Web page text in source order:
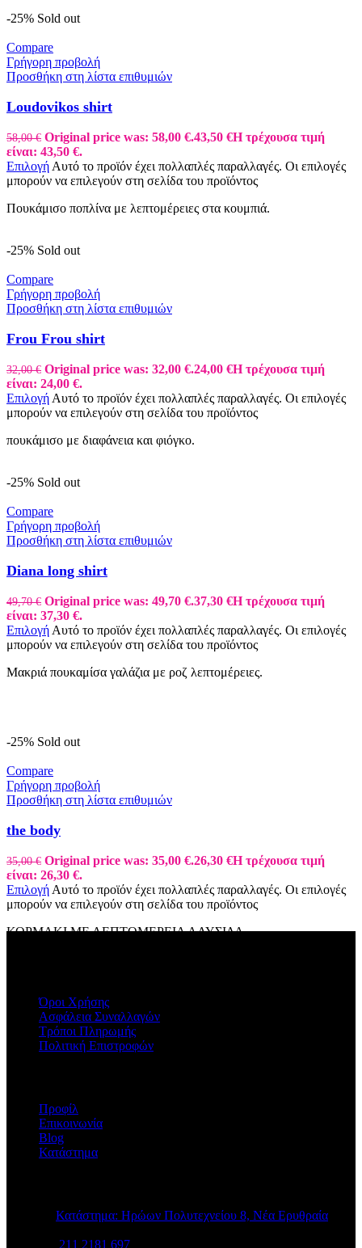
-25% Sold out
Compare
Γρήγορη προβολή
Προσθήκη στη λίστα επιθυμιών
Loudovikos shirt
58,00€ Original price was: 58,00 €.43,50 €Η τρέχουσα τιμή
είναι: 43,50 €.
Επιλογή Αυτό το προϊόν έχει πολλαπλές παραλλαγές. Οι επιλογές
μπορούν να επιλεγούν στη σελίδα του προϊόντος
Πουκάμισο ποπλίνα με λεπτομέρειες στα κουμπιά.
-25% Sold out
Compare
Γρήγορη προβολή
Προσθήκη στη λίστα επιθυμιών
Frou Frou shirt
32,00€ Original price was: 32,00 €.24,00 €Η τρέχουσα τιμή
είναι: 24,00 €.
Επιλογή Αυτό το προϊόν έχει πολλαπλές παραλλαγές. Οι επιλογές
μπορούν να επιλεγούν στη σελίδα του προϊόντος
πουκάμισο με διαφάνεια και φιόγκο.
-25% Sold out
Compare
Γρήγορη προβολή
Προσθήκη στη λίστα επιθυμιών
Diana long shirt
49,70€ Original price was: 49,70 €.37,30 €Η τρέχουσα τιμή
είναι: 37,30 €.
Επιλογή Αυτό το προϊόν έχει πολλαπλές παραλλαγές. Οι επιλογές
μπορούν να επιλεγούν στη σελίδα του προϊόντος
Μακριά πουκαμίσα γαλάζια με ροζ λεπτομέρειες.
-25% Sold out
Compare
Γρήγορη προβολή
Προσθήκη στη λίστα επιθυμιών
the body
35,00€ Original price was: 35,00 €.26,30 €Η τρέχουσα τιμή
είναι: 26,30 €.
Επιλογή Αυτό το προϊόν έχει πολλαπλές παραλλαγές. Οι επιλογές
μπορούν να επιλεγούν στη σελίδα του προϊόντος
ΚΟΡΜΑΚΙ ΜΕ ΛΕΠΤΟΜΕΡΕΙΑ ΑΛΥΣΙΔΑ
Όροι Χρήσης
Ασφάλεια Συναλλαγών
Τρόποι Πληρωμής
Πολιτική Επιστροφών
Προφίλ
Επικοινωνία
Blog
Κατάστημα
Κατάστημα: Ηρώων Πολυτεχνείου 8, Νέα Ερυθραία
211 2181 697